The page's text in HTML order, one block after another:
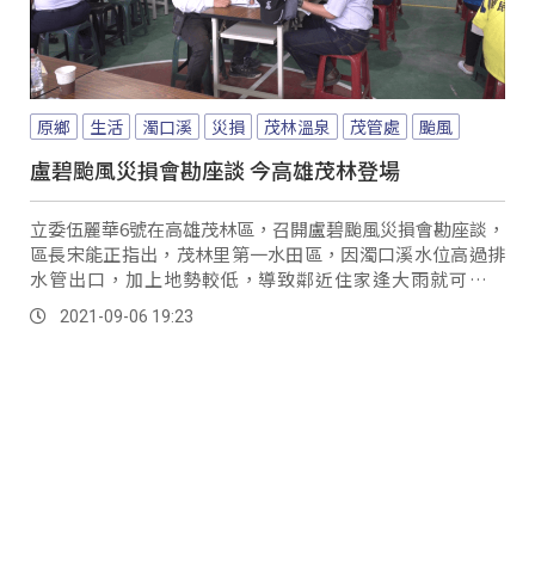
原鄉 生活 濁口溪 災損 茂林溫泉 茂管處 颱風
盧碧颱風災損會勘座談 今高雄茂林登場
立委伍麗華6號在高雄茂林區，召開盧碧颱風災損會勘座談，
區長宋能正指出，茂林里第一水田區，因濁口溪水位高過排
水管出口，加上地勢較低，導致鄰近住家逢大雨就可能淹
水，加上這一帶未來會連結到，即將營運的茂林溫泉區，若
不改善不僅區民生活受影響，觀光同樣大受打擊。
2021-09-06 19:23